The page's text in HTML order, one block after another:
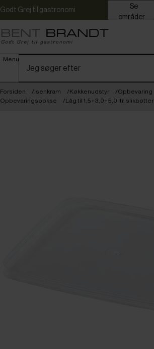
Godt Grej til gastronomi
områder
Menu
Forsiden Isenkram Køkkenudstyr
Opbevaring
Opbevaringsbokse
Låg til 1,5+3,0+5,0 ltr. slikbøtter